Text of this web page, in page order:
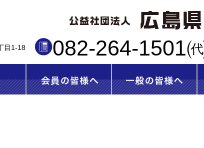
公益社団法人 広島県
目1-18
082-264-1501